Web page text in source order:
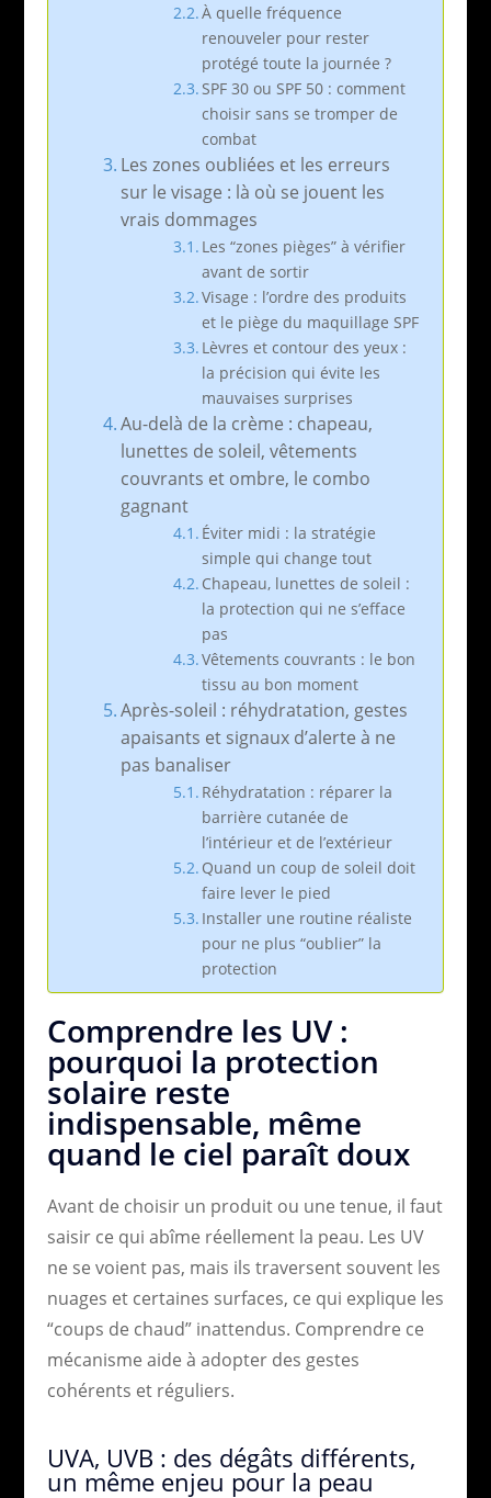
À quelle fréquence
renouveler pour rester
protégé toute la journée ?
SPF 30 ou SPF 50 : comment
choisir sans se tromper de
combat
Les zones oubliées et les erreurs
sur le visage : là où se jouent les
vrais dommages
Les “zones pièges” à vérifier
avant de sortir
Visage : l’ordre des produits
et le piège du maquillage SPF
Lèvres et contour des yeux :
la précision qui évite les
mauvaises surprises
Au-delà de la crème : chapeau,
lunettes de soleil, vêtements
couvrants et ombre, le combo
gagnant
Éviter midi : la stratégie
simple qui change tout
Chapeau, lunettes de soleil :
la protection qui ne s’efface
pas
Vêtements couvrants : le bon
tissu au bon moment
Après-soleil : réhydratation, gestes
apaisants et signaux d’alerte à ne
pas banaliser
Réhydratation : réparer la
barrière cutanée de
l’intérieur et de l’extérieur
Quand un coup de soleil doit
faire lever le pied
Installer une routine réaliste
pour ne plus “oublier” la
protection
Comprendre les UV :
pourquoi la protection
solaire reste
indispensable, même
quand le ciel paraît doux
Avant de choisir un produit ou une tenue, il faut
saisir ce qui abîme réellement la peau. Les UV
ne se voient pas, mais ils traversent souvent les
nuages et certaines surfaces, ce qui explique les
“coups de chaud” inattendus. Comprendre ce
mécanisme aide à adopter des gestes
cohérents et réguliers.
UVA, UVB : des dégâts différents,
un même enjeu pour la peau